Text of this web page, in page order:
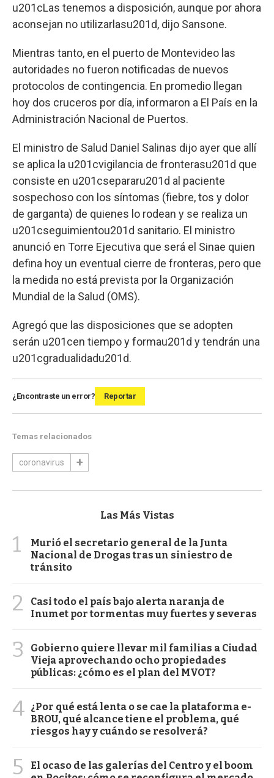
u201cLas tenemos a disposición, aunque por ahora
aconsejan no utilizarlasu201d, dijo Sansone.
Mientras tanto, en el puerto de Montevideo las
autoridades no fueron notificadas de nuevos
protocolos de contingencia. En promedio llegan
hoy dos cruceros por día, informaron a El País en la
Administración Nacional de Puertos.
El ministro de Salud Daniel Salinas dijo ayer que allí
se aplica la u201cvigilancia de fronterasu201d que
consiste en u201csepararu201d al paciente
sospechoso con los síntomas (fiebre, tos y dolor
de garganta) de quienes lo rodean y se realiza un
u201cseguimientou201d sanitario. El ministro
anunció en Torre Ejecutiva que será el Sinae quien
defina hoy un eventual cierre de fronteras, pero que
la medida no está prevista por la Organización
Mundial de la Salud (OMS).
Agregó que las disposiciones que se adopten
serán u201cen tiempo y formau201d y tendrán una
u201cgradualidadu201d.
¿Encontraste un error? Reportar
Temas relacionados
coronavirus
Las Más Vistas
1
Murió el secretario general de la Junta
Nacional de Drogas tras un siniestro de
tránsito
2
Casi todo el país bajo alerta naranja de
Inumet por tormentas muy fuertes y severas
3
Gobierno quiere llevar mil familias a Ciudad
Vieja aprovechando ocho propiedades
públicas: ¿cómo es el plan del MVOT?
4 ¿Por qué está lenta o se cae la plataforma e-
BROU, qué alcance tiene el problema, qué
riesgos hay y cuándo se resolverá?
5
El ocaso de las galerías del Centro y el boom